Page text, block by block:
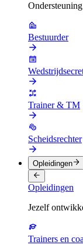
Bestuurder
Trainer & TM
Scheidsrechter
Opleidingen
Opleidingen
Jezelf
Trainers en